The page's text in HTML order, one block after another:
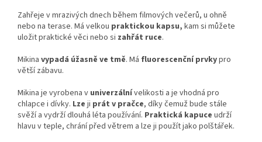
Zahřeje v mrazivých dnech během filmových večerů, u ohně
nebo na terase. Má velkou praktickou kapsu, kam si můžete
uložit praktické věci nebo si zahřát ruce.
Mikina vypadá úžasně ve tmě. Má fluorescenční prvkypro
větší zábavu.
Mikina je vyrobena v univerzálnívelikosti a je vhodná pro
chlapce i dívky. Lze ji prát v pračce, díky čemuž bude stále
svěží a vydrží dlouhá léta používání. Praktická kapuce udrží
hlavu v teple, chrání před větrem a lze ji použít jako polštářek.